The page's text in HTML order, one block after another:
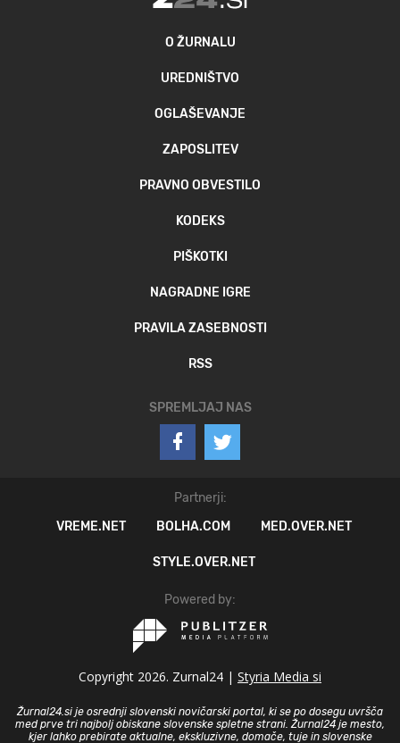
O ŽURNALU
UREDNIŠTVO
OGLAŠEVANJE
ZAPOSLITEV
PRAVNO OBVESTILO
KODEKS
PIŠKOTKI
NAGRADNE IGRE
PRAVILA ZASEBNOSTI
RSS
SPREMLJAJ NAS
Partnerji:
VREME.NET
BOLHA.COM MED.OVER.NET
STYLE.OVER.NET
Powered by:
Copyright 2026. Zurnal24 | Styria Media si
Žurnal24.si je osrednji slovenski novičarski portal, ki se po dosegu uvršča
med prve tri najbolj obiskane slovenske spletne strani. Žurnal24 je mesto,
kjer lahko prebirate aktualne, ekskluzivne, domače, tuje in slovenske